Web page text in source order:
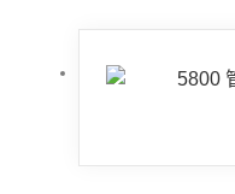
5800